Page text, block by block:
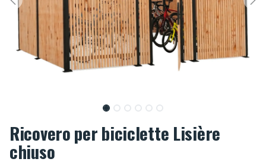
Ricovero per biciclette Lisière
chiuso